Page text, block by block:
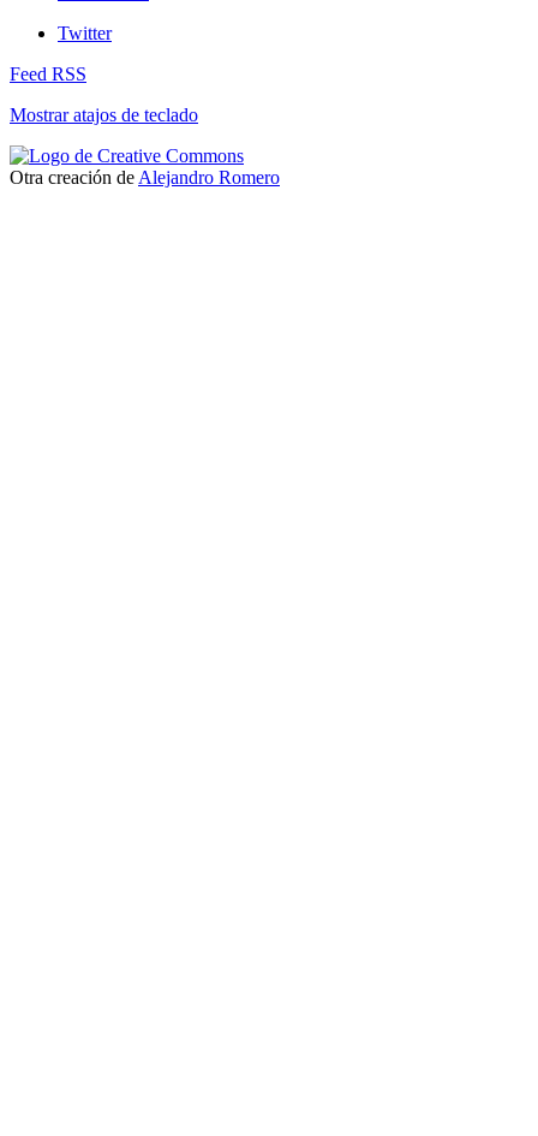
Twitter
Feed RSS
Mostrar atajos de teclado
Otra creación de Alejandro Romero